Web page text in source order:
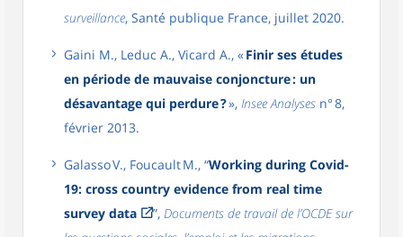
surveillance, Santé publique France, juillet 2020.
Gaini M., Leduc A., Vicard A., «Finir ses études
en période de mauvaise conjoncture : un
désavantage qui perdure ?», Insee Analyses n° 8,
février 2013.
Galasso V., Foucault M., “Working during Covid-
19: cross country evidence from real time
survey data
”, Documents de travail de l’OCDE sur